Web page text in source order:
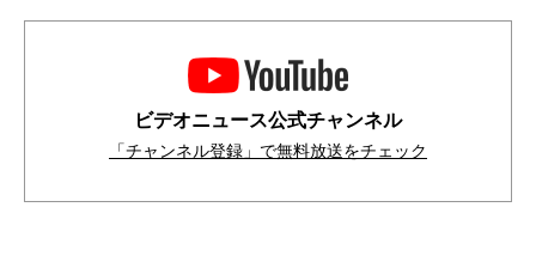
ビデオニュース公式チャンネル
「チャンネル登録」で無料放送をチェック